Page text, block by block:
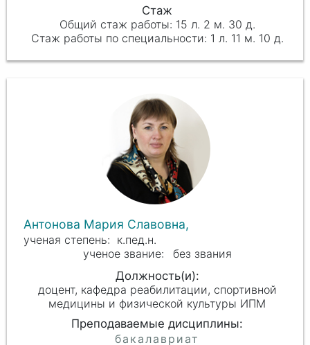
15 л. 2 м. 30 д.
1 л. 11 м. 10 д.
Антонова Мария Славовна,
к.пед.н.
без звания
доцент, кафедра реабилитации, спортивной
медицины и физической культуры ИПМ